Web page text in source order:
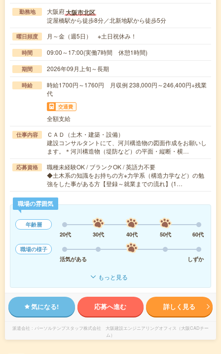
勤務地 大阪府大阪市北区
淀屋橋駅から徒歩8分／北新地駅から徒歩5分
曜日頻度 月～金（週5日） ※土日祝休み！
時間 09:00～17:00(実働7時間 休憩1時間)
期間 2026年09月上旬～長期
時給
時給1700円～1760円 月収例 238,000円～246,400円+残業
代
交通費
全額支給
仕事内容
ＣＡＤ（土木・建築・設備）
建設コンサルタントにて、河川構造物の図面作成をお願いし
ます。＊河川構造物（堤防など）の平面・縦断・横…
応募資格
職種未経験OK / ブランクOK / 英語力不要
◆土木系の知識をお持ちの方※力学系（構造力学など）の勉
強をした事がある方【登録～就業までの流れ】(1…
職場の雰囲気
年齢層
20代
30代 40代 50代
60代
職場の様子
活気がある
しずか
もっと見る
気になる! 応募へ進む 詳しく見る
派遣会社
パーソルテンプスタッフ株式会社 大阪建設エンジニアリングオフィス（大阪CADチー
ム）